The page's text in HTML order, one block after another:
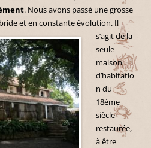
. Nous avons passé une grosse
et en constante évolution. Il
s’agit de la
seule
maison
d’habitatio
n du
18ème
siècle
restaurée,
à être